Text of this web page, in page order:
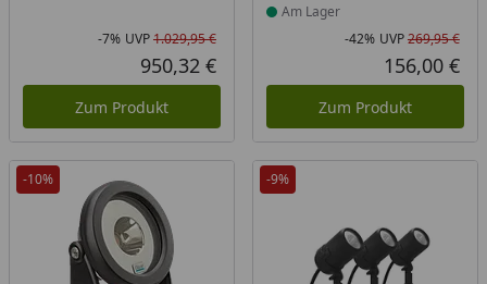
Rabatt in Prozent
-7%
Ursprünglicher Preis
UVP1.029,95 €
Aktueller Preis
950,32 €
Zum Produkt
Am Lager
-42% UVP269,95 €
156,00 €
Zum Produkt
-10% -9%